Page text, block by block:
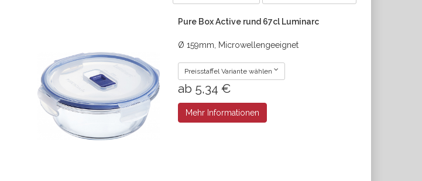
Pure Box Active rund 67cl Luminarc
Ø 159mm, Microwellengeeignet
Preisstaffel Variante wählen
ab 5,34 €
Mehr Informationen